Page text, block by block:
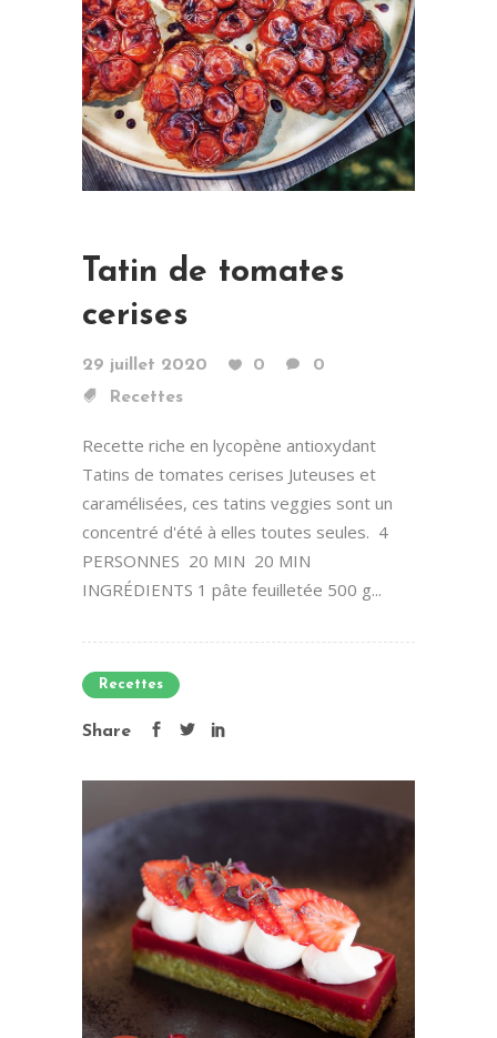
Tatin de tomates
cerises
29 juillet 2020 0
0
Recettes
Recette riche en lycopène antioxydant
Tatins de tomates cerises Juteuses et
caramélisées, ces tatins veggies sont un
concentré d'été à elles toutes seules. 4
PERSONNES 20 MIN 20 MIN
INGRÉDIENTS 1 pâte feuilletée 500 g...
Recettes
Share